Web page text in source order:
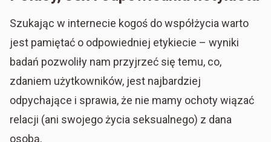
Szukając w internecie kogoś do współżycia warto
jest pamiętać o odpowiedniej etykiecie – wyniki
badań pozwoliły nam przyjrzeć się temu, co,
zdaniem użytkowników, jest najbardziej
odpychające i sprawia, że nie mamy ochoty wiązać
relacji (ani swojego życia seksualnego) z dana
osobą.